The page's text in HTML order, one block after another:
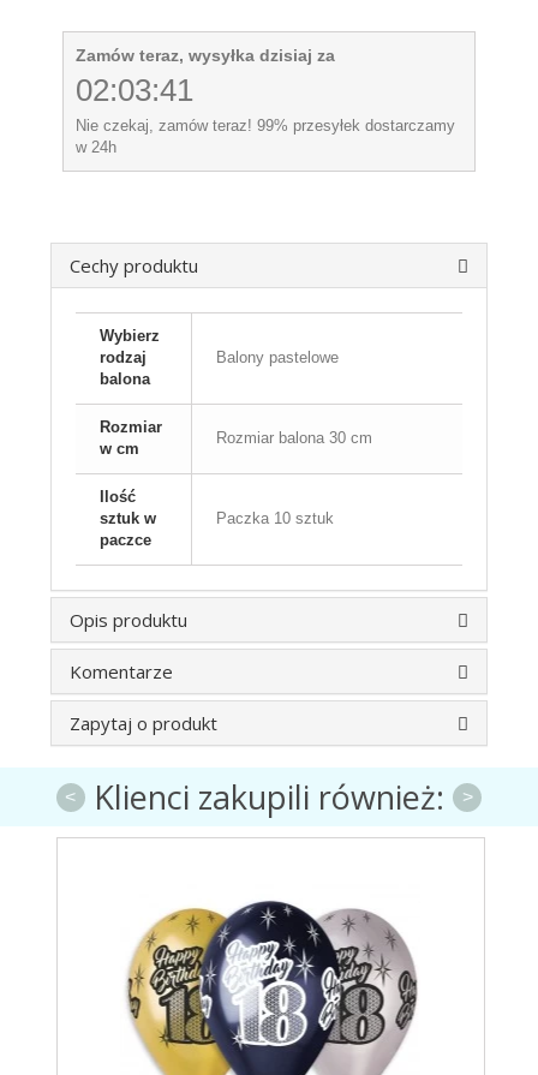
Zamów teraz, wysyłka dzisiaj za
02:03:41
Nie czekaj, zamów teraz! 99% przesyłek dostarczamy
w 24h
Cechy produktu
Wybierz
rodzaj
balona
Balony pastelowe
Rozmiar
w cm
Rozmiar balona 30 cm
Ilość
sztuk w
paczce
Paczka 10 sztuk
Opis produktu
Komentarze
Zapytaj o produkt
Klienci zakupili również:
< >